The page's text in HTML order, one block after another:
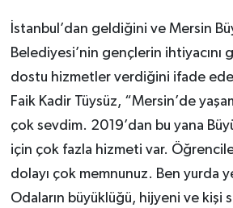
İstanbul’dan geldiğini ve Mersin
Belediyesi’nin gençlerin
dostu hizmetler verdiğini ifade
Faik Kadir Tüysüz, “Mersin’de
çok sevdim. 2019’dan bu yana
için çok fazla hizmeti var.
dolayı çok memnunuz. Ben yurda
Odaların büyüklüğü, hijyeni ve kişi